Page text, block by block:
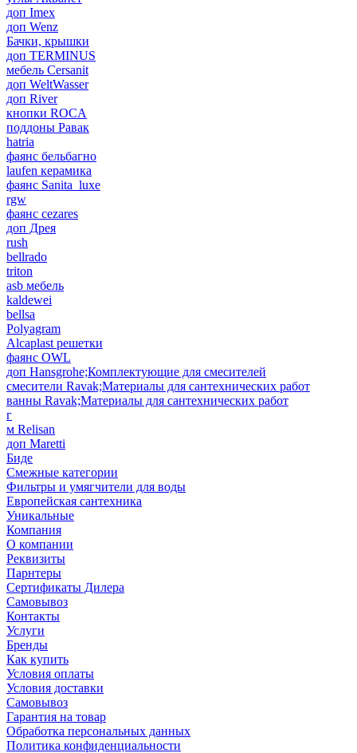
доп Imex
доп Wenz
Бачки, крышки
доп TERMINUS
мебель Cersanit
доп WeltWasser
доп River
кнопки ROCA
поддоны Равак
hatria
фаянс бельбагно
laufen керамика
фаянс Sanita_luxe
rgw
фаянс cezares
доп Дрея
rush
bellrado
triton
asb мебель
kaldewei
bellsa
Polyagram
Alcaplast решетки
фаянс OWL
доп Hansgrohe;Комплектующие для смесителей
смесители Ravak;Материалы для сантехнических работ
ванны Ravak;Материалы для сантехнических работ
г
м Relisan
доп Maretti
Биде
Смежные категории
Фильтры и умягчители для воды
Европейская сантехника
Уникальные
Компания
О компании
Реквизиты
Парнтеры
Сертификаты Дилера
Самовывоз
Контакты
Услуги
Бренды
Как купить
Условия оплаты
Условия доставки
Самовывоз
Гарантия на товар
Обработка персональных данных
Политика конфиденциальности